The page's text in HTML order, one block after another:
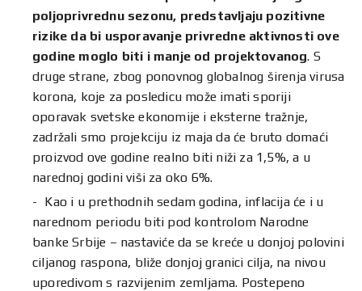
poljoprivrednu sezonu, predstavljaju pozitivne
rizike da bi usporavanje privredne aktivnosti ove
godine moglo biti i manje od projektovanog. S
druge strane, zbog ponovnog globalnog širenja virusa
korona, koje za posledicu može imati sporiji
oporavak svetske ekonomije i eksterne tražnje,
zadržali smo projekciju iz maja da će bruto domaći
proizvod ove godine realno biti niži za 1,5%, a u
narednoj godini viši za oko 6%.
Kao i u prethodnih sedam godina, inflacija će i u
narednom periodu biti pod kontrolom Narodne
banke Srbije – nastaviće da se kreće u donjoj polovini
ciljanog raspona, bliže donjoj granici cilja, na nivou
uporedivom s razvijenim zemljama. Postepeno